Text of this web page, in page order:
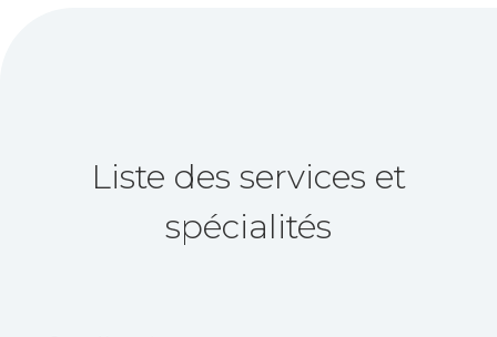
Liste des services et
spécialités